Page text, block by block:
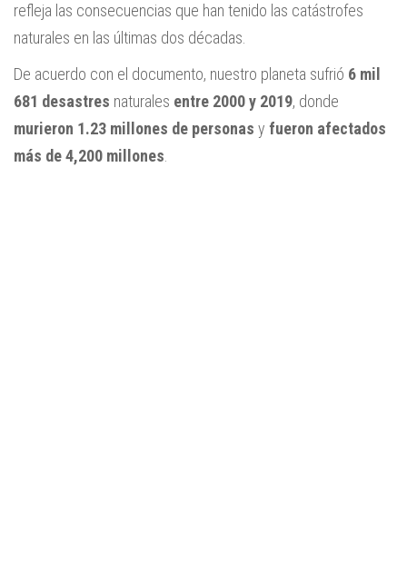
refleja las consecuencias que han tenido las catástrofes
naturales en las últimas dos décadas.
De acuerdo con el documento, nuestro planeta sufrió 6 mil
681 desastres naturales entre 2000 y 2019, donde
murieron 1.23 millones de personas y fueron afectados
más de 4,200 millones